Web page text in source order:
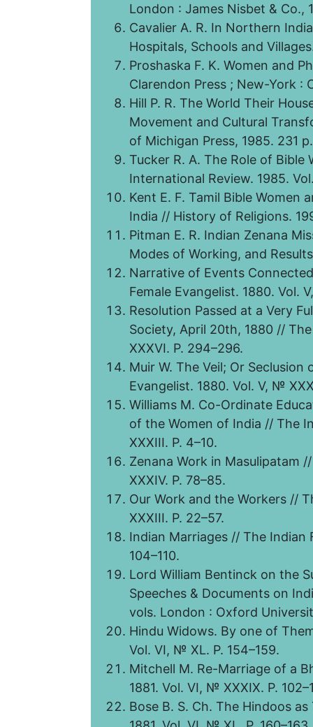
London : James Nisbet & Co.,
Cavalier A. R. In Northern
Hospitals, Schools and
Proshaska F. K. Women and
Clarendon Press ; New-York :
Hill P. R. The World Their
Movement and Cultural
of Michigan Press, 1985. 231 р.
Tucker R. A. The Role of Bible
International Review. 1985.
Kent E. F. Tamil Bible Women
India // History of Religions.
Pitman E. R. Indian Zenana
Modes of Working, and
Narrative of Events
Female Evangelist. 1880. Vol.
Resolution Passed at a Very
Society, April 20th, 1880 //
XXXVI. P. 294–296.
Muir W. The Veil; Or
Evangelist. 1880. Vol. V, №
Williams M. Co-Ordinate
of the Women of India // The
XXXIII. P. 4–10.
Zenana Work in Masulipatam
XXXIV. P. 78–85.
Our Work and the Workers //
XXXIII. P. 22–57.
Indian Marriages // The Indian
104–110.
Lord William Bentinck on the
Speeches & Documents on
vols. London : Oxford
Hindu Widows. By one of
Vol. VI, № XL. P. 154–159.
Mitchell M. Re-Marriage of a
1881. Vol. VI, № XXXIX. P.
Bose B. S. Ch. The Hindoos